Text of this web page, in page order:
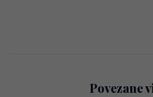
Povezane